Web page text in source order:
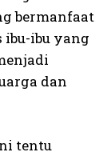
bermanfaat
ibu yang
dan
tentu